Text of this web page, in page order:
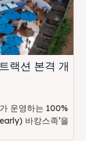
랙션 본격 개
운영하는 100%
바캉스족’을